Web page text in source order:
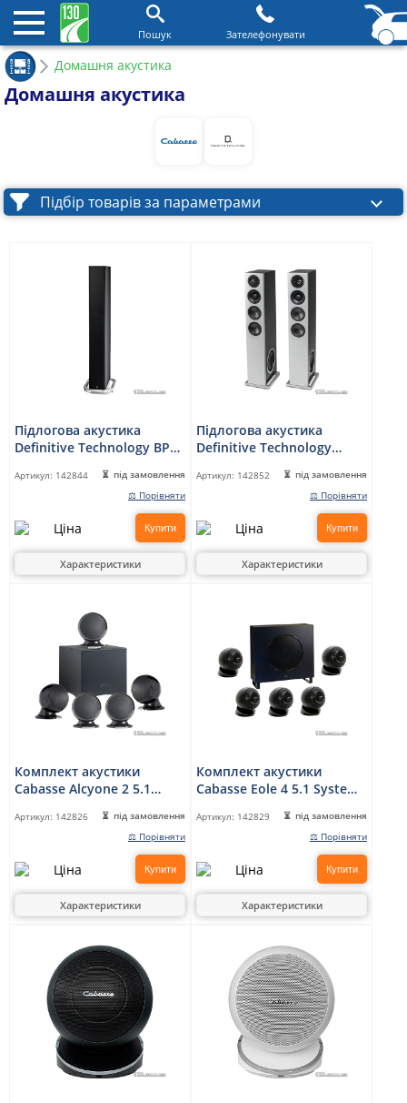
Пошук Зателефонувати
Домашня акустика
Домашня акустика
Підбір товарів за параметрами
Підлогова акустика
Definitive Technology BP
Артикул: 142844
під замовлення
⚖ Порівняти
Купити
Характеристики
Підлогова акустика
Definitive Technology
Артикул: 142852
під замовлення
⚖ Порівняти
Купити
Характеристики
Комплект акустики
Cabasse Alcyone 2 5.1
Артикул: 142826
під замовлення
⚖ Порівняти
Купити
Характеристики
Комплект акустики
Cabasse Eole 4 5.1 System
Артикул: 142829
під замовлення
⚖ Порівняти
Купити
Характеристики